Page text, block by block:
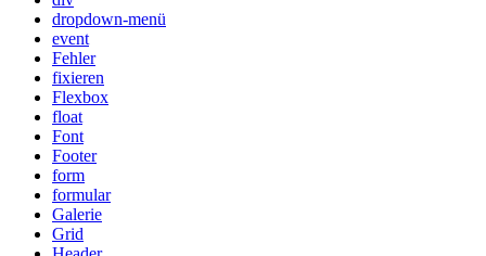
dropdown-menü
event
Fehler
fixieren
Flexbox
float
Font
Footer
form
formular
Galerie
Grid